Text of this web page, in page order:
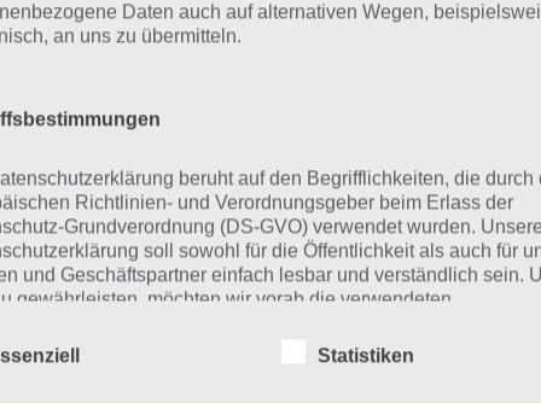
findest Lösungen auch ohne unsere Hilfe, indem du in
diese jedoch begrenzt sind, hast du hier stets die
obige Lösung stimmt leider
die Lösung, die wir dir oben vorgestellt haben, nicht
ein Wort in der Lösung von 94 Prozent fehlt, so teile
in den Kommentaren mit. Nur so können wir stets
die zahlreichen Fragen und Sachverhalte in der App
Daten auch auf alternativen Wegen,
an uns zu übermitteln.
beruht auf den Begrifflichkeiten, die durch
Richtlinien- und Verordnungsgeber beim Erlass der
Grundverordnung (DS-GVO) verwendet wurden. Unsere
soll sowohl für die Öffentlichkeit als auch für
und Geschäftspartner einfach lesbar und verständlich sein.
gewährleisten, möchten wir vorab die verwendeten
Statistiken